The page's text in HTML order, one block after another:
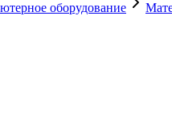
оборудование